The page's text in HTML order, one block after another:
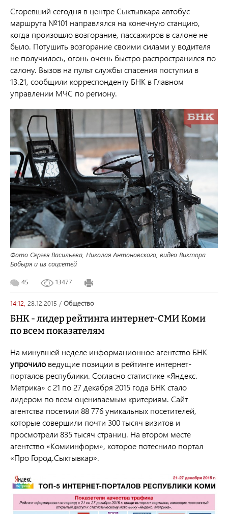
Сгоревший сегодня в центре Сыктывкара автобус
маршрута №101 направлялся на конечную станцию,
когда произошло возгорание, пассажиров в салоне не
было. Потушить возгорание своими силами у водителя
не получилось, огонь очень быстро распространился по
салону. Вызов на пульт службы спасения поступил в
13.21, сообщили корреспонденту БНК в Главном
управлении МЧС по региону.
Фото Сергея Васильева, Николая Антоновского, видео Виктора
Бобыря и из соцсетей
45 13477
14:12, 28.12.2015 / общество
БНК - лидер рейтинга интернет-СМИ Коми
по всем показателям
На минувшей неделе информационное агентство БНК
упрочило ведущие позиции в рейтинге интернет-
порталов республики. Согласно статистике «Яндекс.
Метрика» с 21 по 27 декабря 2015 года БНК стало
лидером по всем оцениваемым критериям. Сайт
агентства посетили 88 776 уникальных посетителей,
которые совершили почти 300 тысяч визитов и
просмотрели 835 тысяч страниц. На втором месте
агентство «Комиинформ», которое потеснило портал
«Про Город.Сыктывкар».